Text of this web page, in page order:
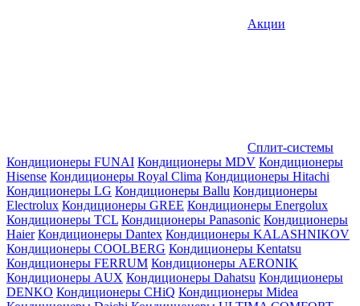
Акции
Сплит-системы
Кондиционеры FUNAI Кондиционеры MDV Кондиционеры
Hisense Кондиционеры Royal Clima Кондиционеры Hitachi
Кондиционеры LG Кондиционеры Ballu Кондиционеры
Electrolux Кондиционеры GREE Кондиционеры Energolux
Кондиционеры TCL Кондиционеры Panasonic Кондиционеры
Haier Кондиционеры Dantex Кондиционеры KALASHNIKOV
Кондиционеры СOOLBERG Кондиционеры Kentatsu
Кондиционеры FERRUM Кондиционеры AERONIK
Кондиционеры AUX Кондиционеры Dahatsu Кондиционеры
DENKO Кондиционеры CHiQ Кондиционеры Midea